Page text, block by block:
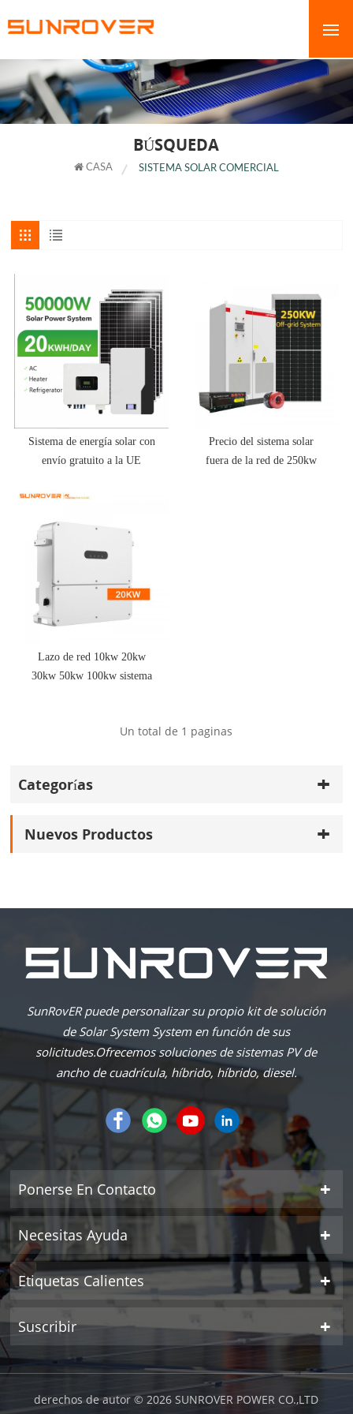
BÚSQUEDA
CASA SISTEMA SOLAR COMERCIAL
Sistema de energía solar con
envío gratuito a la UE
Precio del sistema solar
fuera de la red de 250kw
Lazo de red 10kw 20kw
30kw 50kw 100kw sistema
Un total de 1 paginas
Categorías
Nuevos Productos
SunRovER puede personalizar su propio kit de solución
de Solar System System en función de sus
solicitudes.Ofrecemos soluciones de sistemas PV de
ancho de cuadrícula, híbrido, híbrido, diesel.
Ponerse En Contacto
Necesitas Ayuda
Etiquetas Calientes
Suscribir
derechos de autor © 2026 SUNROVER POWER CO.,LTD